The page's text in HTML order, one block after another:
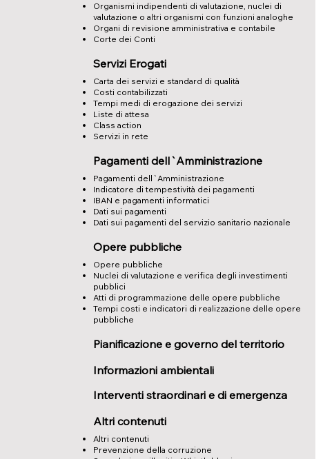
Organismi indipendenti di valutazione, nuclei di
valutazione o altri organismi con funzioni analoghe
Organi di revisione amministrativa e contabile
Corte dei Conti
Servizi Erogati
Carta dei servizi e standard di qualità
Costi contabilizzati
Tempi medi di erogazione dei servizi
Liste di attesa
Class action
Servizi in rete
Pagamenti dell`Amministrazione
Pagamenti dell`Amministrazione
Indicatore di tempestività dei pagamenti
IBAN e pagamenti informatici
Dati sui pagamenti
Dati sui pagamenti del servizio sanitario nazionale
Opere pubbliche
Opere pubbliche
Nuclei di valutazione e verifica degli investimenti
pubblici
Atti di programmazione delle opere pubbliche
Tempi costi e indicatori di realizzazione delle opere
pubbliche
Pianificazione e governo del territorio
Informazioni ambientali
Interventi straordinari e di emergenza
Altri contenuti
Altri contenuti
Prevenzione della corruzione